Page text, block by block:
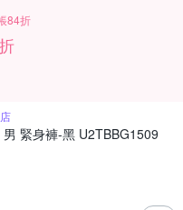
84折
緊身褲-黑 U2TBBG1509